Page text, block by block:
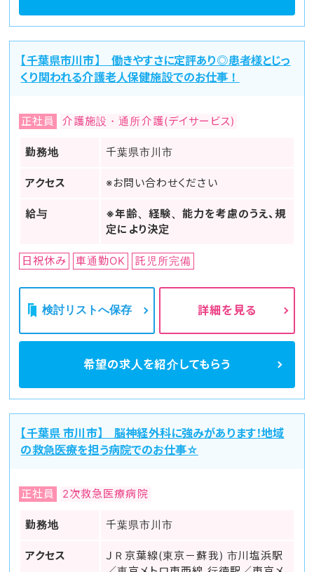
【千葉県市川市】 働きやすさに定評あり◎患者様とじっ
くり関われる介護老人保健施設でのお仕事！
正社員 介護施設・通所介護(デイサービス)
勤務地 千葉県市川市
アクセス ※お問い合わせください
給与
※年齢、経験、能力を考慮のうえ、規
定により決定
日祝休み 車通勤OK 託児所完備
検討リストへ保存 詳細を見る
希望の求人を紹介してもらう
【千葉県 市川市】 脳神経外科に強みがあります！地域
の救急医療を担う病院でのお仕事☆
正社員 2次救急医療病院
勤務地 千葉県市川市
アクセス
ＪＲ京葉線(東京－蘇我) 市川塩浜駅